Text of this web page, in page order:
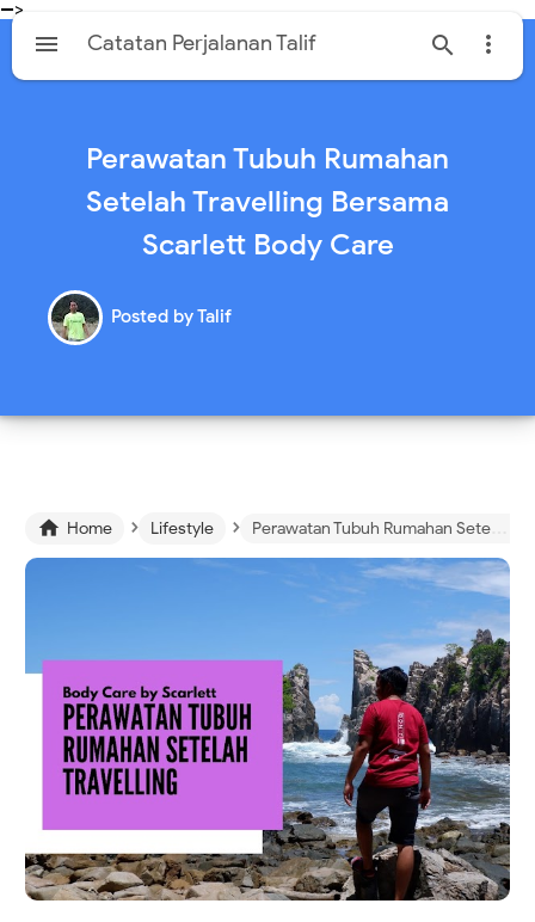
-->
  
Catatan Perjalanan Talif
Perawatan Tubuh Rumahan
Setelah Travelling Bersama
Scarlett Body Care
Posted byTalif
 Home › Lifestyle › Perawatan Tubuh Rumahan Setelah Travelling Bersama Scarlett Body Care